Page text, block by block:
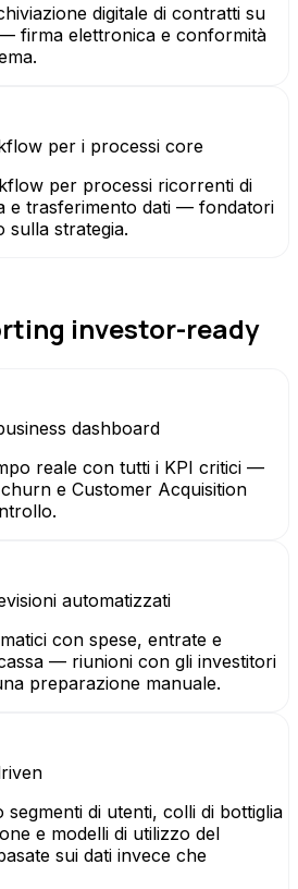
digitale di contratti su
firma elettronica e conformità
per i processi core
per processi ricorrenti di
e trasferimento dati — fondatori
sulla strategia.
investor-ready
dashboard
reale con tutti i KPI critici —
e Customer Acquisition
automatizzati
con spese, entrate e
— riunioni con gli investitori
preparazione manuale.
segmenti di utenti, colli di bottiglia
e modelli di utilizzo del
sui dati invece che